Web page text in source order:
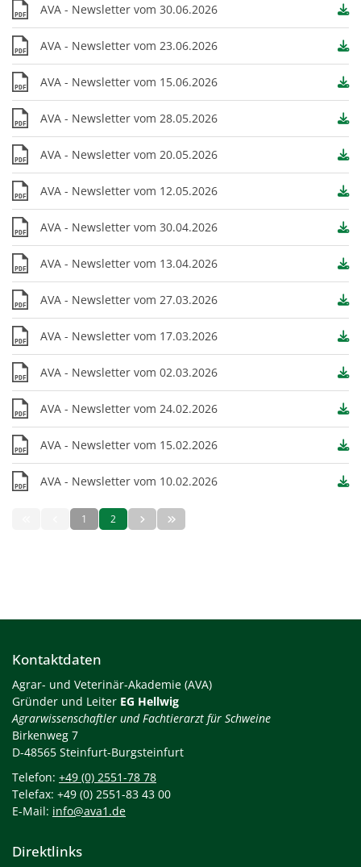
PDF AVA - Newsletter vom 30.06.2026
PDF AVA - Newsletter vom 23.06.2026
PDF AVA - Newsletter vom 15.06.2026
PDF AVA - Newsletter vom 28.05.2026
PDF AVA - Newsletter vom 20.05.2026
PDF AVA - Newsletter vom 12.05.2026
PDF AVA - Newsletter vom 30.04.2026
PDF AVA - Newsletter vom 13.04.2026
PDF AVA - Newsletter vom 27.03.2026
PDF AVA - Newsletter vom 17.03.2026
PDF AVA - Newsletter vom 02.03.2026
PDF AVA - Newsletter vom 24.02.2026
PDF AVA - Newsletter vom 15.02.2026
PDF AVA - Newsletter vom 10.02.2026
1 2
Kontaktdaten
Agrar- und Veterinär-Akademie (AVA)
Gründer und Leiter EG Hellwig
Agrarwissenschaftler und Fachtierarzt für Schweine
Birkenweg 7
D-48565 Steinfurt-Burgsteinfurt
Telefon: +49 (0) 2551-78 78
Telefax: +49 (0) 2551-83 43 00
E-Mail: info@ava1.de
Direktlinks